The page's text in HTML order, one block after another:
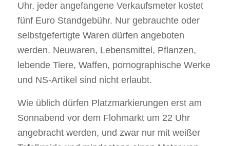
Uhr, jeder angefangene Verkaufsmeter kostet
fünf Euro Standgebühr. Nur gebrauchte oder
selbstgefertigte Waren dürfen angeboten
werden. Neuwaren, Lebensmittel, Pflanzen,
lebende Tiere, Waffen, pornographische Werke
und NS-Artikel sind nicht erlaubt.
Wie üblich dürfen Platzmarkierungen erst am
Sonnabend vor dem Flohmarkt um 22 Uhr
angebracht werden, und zwar nur mit weißer